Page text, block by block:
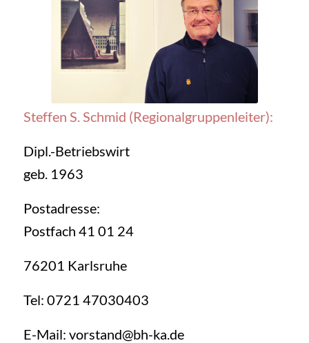
Steffen S. Schmid (Regionalgruppenleiter):
Dipl.-Betriebswirt
geb. 1963
Postadresse:
Postfach 41 01 24
76201 Karlsruhe
Tel: 0721 47030403
E-Mail: vorstand@bh-ka.de